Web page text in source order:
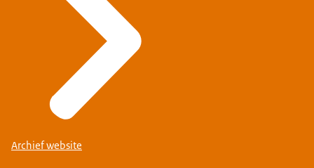
Archief website